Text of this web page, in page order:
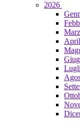
2026